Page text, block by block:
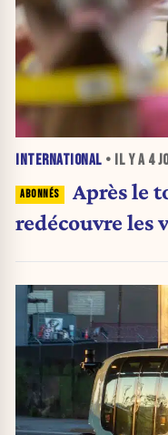
INTERNATIONAL • IL Y A 4
Après le
redécouvre les